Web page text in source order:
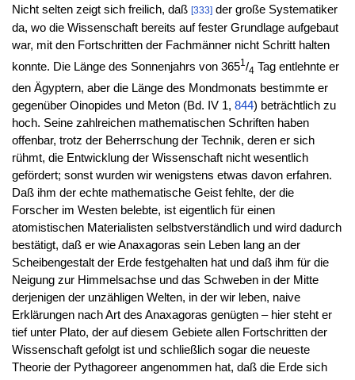
Nicht selten zeigt sich freilich, daß [333]der große Systematiker
da, wo die Wissenschaft bereits auf fester Grundlage aufgebaut
war, mit den Fortschritten der Fachmänner nicht Schritt halten
konnte. Die Länge des Sonnenjahrs von 3651/4 Tag entlehnte er
den Ägyptern, aber die Länge des Mondmonats bestimmte er
gegenüber Oinopides und Meton (Bd. IV 1, 844) beträchtlich zu
hoch. Seine zahlreichen mathematischen Schriften haben
offenbar, trotz der Beherrschung der Technik, deren er sich
rühmt, die Entwicklung der Wissenschaft nicht wesentlich
gefördert; sonst wurden wir wenigstens etwas davon erfahren.
Daß ihm der echte mathematische Geist fehlte, der die
Forscher im Westen belebte, ist eigentlich für einen
atomistischen Materialisten selbstverständlich und wird dadurch
bestätigt, daß er wie Anaxagoras sein Leben lang an der
Scheibengestalt der Erde festgehalten hat und daß ihm für die
Neigung zur Himmelsachse und das Schweben in der Mitte
derjenigen der unzähligen Welten, in der wir leben, naive
Erklärungen nach Art des Anaxagoras genügten – hier steht er
tief unter Plato, der auf diesem Gebiete allen Fortschritten der
Wissenschaft gefolgt ist und schließlich sogar die neueste
Theorie der Pythagoreer angenommen hat, daß die Erde sich